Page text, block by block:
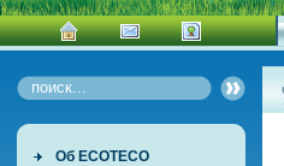
Об ECOTECO